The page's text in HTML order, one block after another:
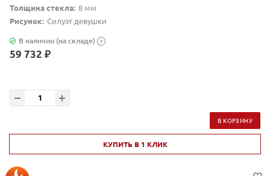
Толщина стекла: 8 мм
Рисунок: Силуэт девушки
В наличии (на складе) ?
59 732 ₽
В КОРЗИНУ
КУПИТЬ В 1 КЛИК